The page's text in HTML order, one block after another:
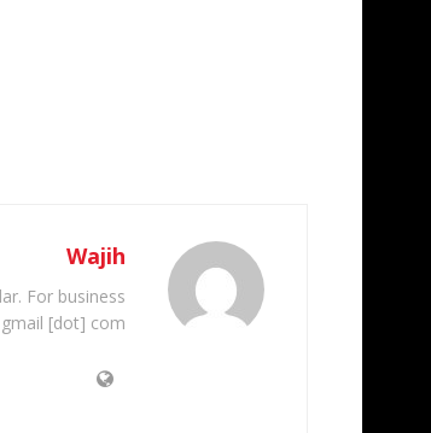
Wajih
For business
[dot] com